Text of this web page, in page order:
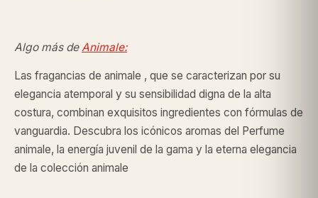
Algo más deAnimale:
Las fragancias de animale , que se caracterizan por su
elegancia atemporal y su sensibilidad digna de la alta
costura, combinan exquisitos ingredientes con fórmulas de
vanguardia. Descubra los icónicos aromas del Perfume
animale, la energía juvenil de la gama y la eterna elegancia
de la colección animale